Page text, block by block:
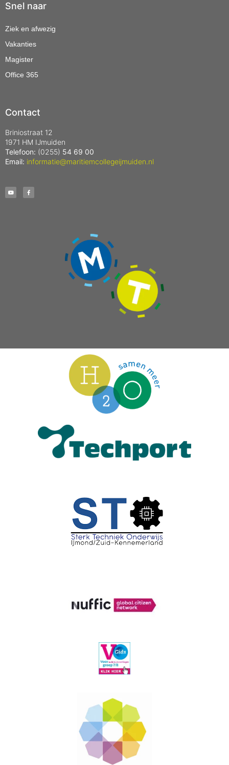
Snel naar
Ziek en afwezig
Vakanties
Magister
Office 365
Contact
Briniostraat 12
1971 HM IJmuiden
Telefoon: (0255) 54 69 00
Email: informatie@maritiemcollegeijmuiden.nl